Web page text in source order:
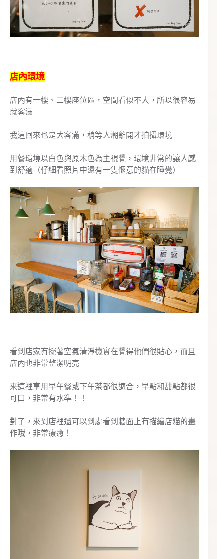
店內環境
店內有一樓、二樓座位區，空間看似不大，所以很容易
就客滿
我這回來也是大客滿，稍等人潮離開才拍攝環境
用餐環境以白色與原木色為主視覺，環境非常的讓人感
到舒適（仔細看照片中還有一隻愜意的貓在睡覺）
看到店家有擺著空氣清淨機實在覺得他們很貼心，而且
店內也非常整潔明亮
來這裡享用早午餐或下午茶都很適合，早點和甜點都很
可口，非常有水準！！
對了，來到店裡還可以到處看到牆面上有描繪店貓的畫
作哦，非常療癒！